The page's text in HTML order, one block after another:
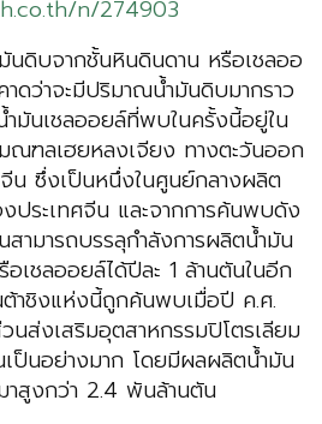
n/274903
นดิบจากชั้นหินดินดาน หรือเชลออ
ดว่าจะมีปริมาณน้ำมันดิบมากราว
มันเชลออยล์ที่พบในครั้งนี้อยู่ใน
ฑลเฮยหลงเจียง ทางตะวันออก
น ซึ่งเป็นหนึ่งในศูนย์กลางผลิต
ประเทศจีน และจากการค้นพบดัง
สามารถบรรลุกำลังการผลิตน้ำมัน
เชลออยล์ได้ปีละ 1 ล้านตันในอีก
าชิงแห่งนี้ถูกค้นพบเมื่อปี ค.ศ.
ส่งเสริมอุตสาหกรรมปิโตรเลียม
ป็นอย่างมาก โดยมีผลผลิตน้ำมัน
สูงกว่า 2.4 พันล้านตัน